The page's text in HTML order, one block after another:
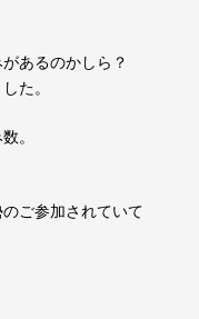
あるのかしら？
た。
。
ご参加されていて